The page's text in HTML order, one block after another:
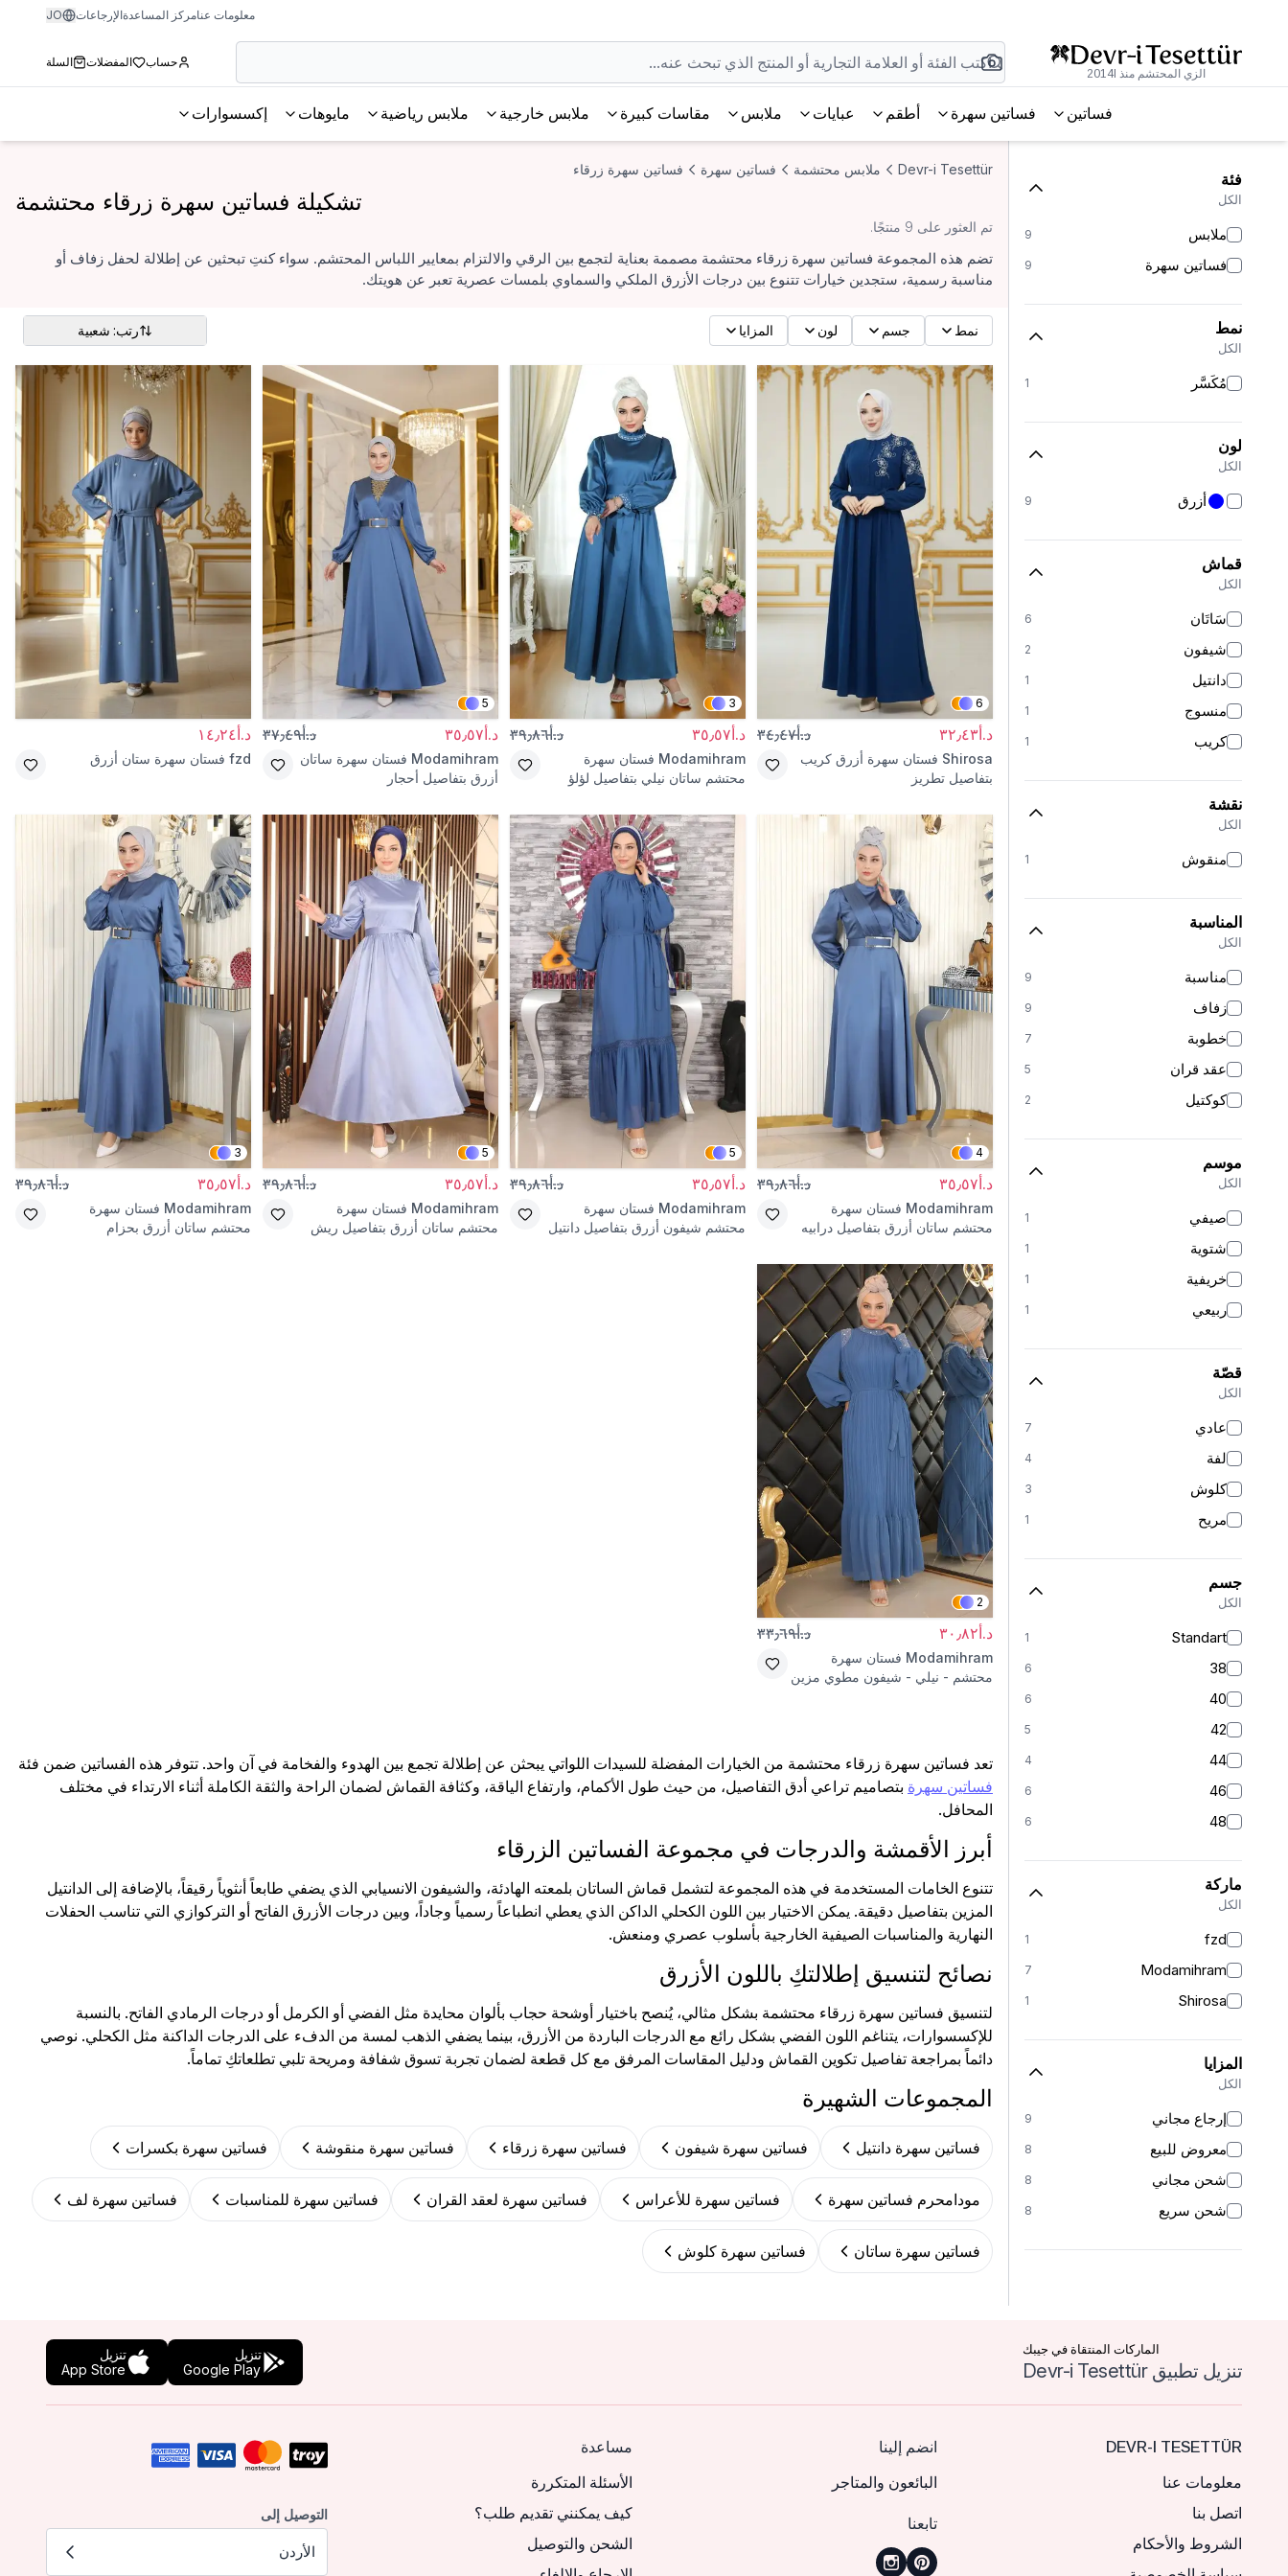
معلومات عنامركز المساعدةالإرجاعات JO
الزي المحتشم منذ 2014l
حساب المفضلات السلة
فساتين فساتين سهرة أطقم عبايات ملابس مقاسات كبيرة ملابس خارجية ملابس رياضية مايوهات إكسسوارات
فئة
الكل
ملابس 9
فساتين سهرة 9
نمط
الكل
مُكَسَّر 1
لون
الكل
أزرق 9
قماش
الكل
سَاتَان 6
شيفون 2
دانتيل 1
منسوج 1
كريب 1
نقشة
الكل
منقوش 1
المناسبة
الكل
مناسبة 9
زفاف 9
خطوبة 7
عقد قران 5
كوكتيل 2
موسم
الكل
صيفي 1
شتوية 1
خريفية 1
ربيعي 1
قصّة
الكل
عادي 7
لفة 4
كلوش 3
مريح 1
جسم
الكل
Standart
1
38
6
40
6
42
5
44
4
46
6
48
6
ماركة
الكل
fzd
1
Modamihram
7
Shirosa
1
المزايا
الكل
إرجاع مجاني 9
معروض للبيع 8
شحن مجاني 8
شحن سريع 8
Devr-i Tesettür ملابس محتشمة فساتين سهرة فساتين سهرة زرقاء
تشكيلة فساتين سهرة زرقاء محتشمة
تم العثور على 9 منتجًا.
تضم هذه المجموعة فساتين سهرة زرقاء محتشمة مصممة بعناية لتجمع بين الرقي والالتزام بمعايير اللباس المحتشم. سواء كنتِ تبحثين عن إطلالة لحفل زفاف أو
مناسبة رسمية، ستجدين خيارات تتنوع بين درجات الأزرق الملكي والسماوي بلمسات عصرية تعبر عن هويتك.
نمط جسم لون المزايا رتب: شعبية
6
د.أ٣٢٫٤٣ د.أ٣٤٫٤٧
Shirosa فستان سهرة أزرق كريب
بتفاصيل تطريز
3
د.أ٣٥٫٥٧ د.أ٣٩٫٨٦
Modamihram فستان سهرة
محتشم ساتان نيلي بتفاصيل لؤلؤ
5
د.أ٣٥٫٥٧ د.أ٣٧٫٤٩
Modamihram فستان سهرة ساتان
أزرق بتفاصيل أحجار
د.أ١٤٫٢٤
fzd فستان سهرة ستان أزرق
4
د.أ٣٥٫٥٧ د.أ٣٩٫٨٦
Modamihram فستان سهرة
محتشم ساتان أزرق بتفاصيل درابيه
5
د.أ٣٥٫٥٧ د.أ٣٩٫٨٦
Modamihram فستان سهرة
محتشم شيفون أزرق بتفاصيل دانتيل
5
د.أ٣٥٫٥٧ د.أ٣٩٫٨٦
Modamihram فستان سهرة
محتشم ساتان أزرق بتفاصيل ريش
3
د.أ٣٥٫٥٧ د.أ٣٩٫٨٦
Modamihram فستان سهرة
محتشم ساتان أزرق بحزام
2
د.أ٣٠٫٨٢ د.أ٣٣٫٦٩
Modamihram فستان سهرة
محتشم - نيلي - شيفون مطوي مزين
تعد فساتين سهرة زرقاء محتشمة من الخيارات المفضلة للسيدات اللواتي يبحثن عن إطلالة تجمع بين الهدوء والفخامة في آن واحد. تتوفر هذه الفساتين ضمن فئة
فساتين سهرة بتصاميم تراعي أدق التفاصيل، من حيث طول الأكمام، وارتفاع الياقة، وكثافة القماش لضمان الراحة والثقة الكاملة أثناء الارتداء في مختلف
المحافل.
أبرز الأقمشة والدرجات في مجموعة الفساتين الزرقاء
تتنوع الخامات المستخدمة في هذه المجموعة لتشمل قماش الساتان بلمعته الهادئة، والشيفون الانسيابي الذي يضفي طابعاً أنثوياً رقيقاً، بالإضافة إلى الدانتيل
المزين بتفاصيل دقيقة. يمكن الاختيار بين اللون الكحلي الداكن الذي يعطي انطباعاً رسمياً وجاداً، وبين درجات الأزرق الفاتح أو التركوازي التي تناسب الحفلات
النهارية والمناسبات الصيفية الخارجية بأسلوب عصري ومنعش.
نصائح لتنسيق إطلالتكِ باللون الأزرق
لتنسيق فساتين سهرة زرقاء محتشمة بشكل مثالي، يُنصح باختيار أوشحة حجاب بألوان محايدة مثل الفضي أو الكرمل أو درجات الرمادي الفاتح. بالنسبة
للإكسسوارات، يتناغم اللون الفضي بشكل رائع مع الدرجات الباردة من الأزرق، بينما يضفي الذهب لمسة من الدفء على الدرجات الداكنة مثل الكحلي. نوصي
دائماً بمراجعة تفاصيل تكوين القماش ودليل المقاسات المرفق مع كل قطعة لضمان تجربة تسوق شفافة ومريحة تلبي تطلعاتكِ تماماً.
المجموعات الشهيرة
فساتين سهرة دانتيل فساتين سهرة شيفون فساتين سهرة زرقاء فساتين سهرة منقوشة فساتين سهرة بكسرات
مودامحرم فساتين سهرة فساتين سهرة للأعراس فساتين سهرة لعقد القران فساتين سهرة للمناسبات فساتين سهرة لف
فساتين سهرة ساتان فساتين سهرة كلوش
الماركات المنتقاة في جيبك
تنزيل تطبيق Devr-i Tesettür
تنزيل
Google Play
تنزيل
App Store
DEVR-I TESETTÜR
معلومات عنا
اتصل بنا
الشروط والأحكام
انضم إلينا
البائعون والمتاجر
تابعنا
مساعدة
الأسئلة المتكررة
كيف يمكنني تقديم طلب؟
الشحن والتوصيل
التوصيل إلى
الأردن